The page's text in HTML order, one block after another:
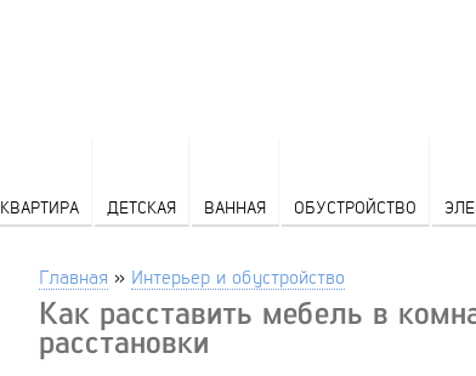
КВАРТИРА ДЕТСКАЯ ВАННАЯ ОБУСТРОЙСТВО
Главная » Интерьер и обустройство
Как расставить мебель в
расстановки